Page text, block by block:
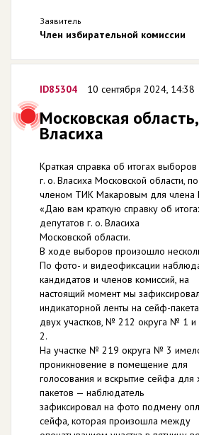
Заявитель
Член избирательной комиссии
ID85304 10 сентября 2024, 14:38
Московская
Власиха
Краткая справка об итогах
г. о. Власиха Московской области,
членом ТИК Макаровым для члена
«Даю вам краткую справку об
депутатов г. о. Власиха
Московской области.
В ходе выборов произошло
По фото- и видеофиксации
кандидатов и членов комиссий, на
настоящий момент мы
индикаторной ленты на сейф-
двух участков, № 212 округа № 1
2.
На участке № 219 округа № 3
проникновение в помещение для
голосования и вскрытие сейфа
пакетов — наблюдатель
зафиксировал на фото подмену
сейфа, которая произошла между